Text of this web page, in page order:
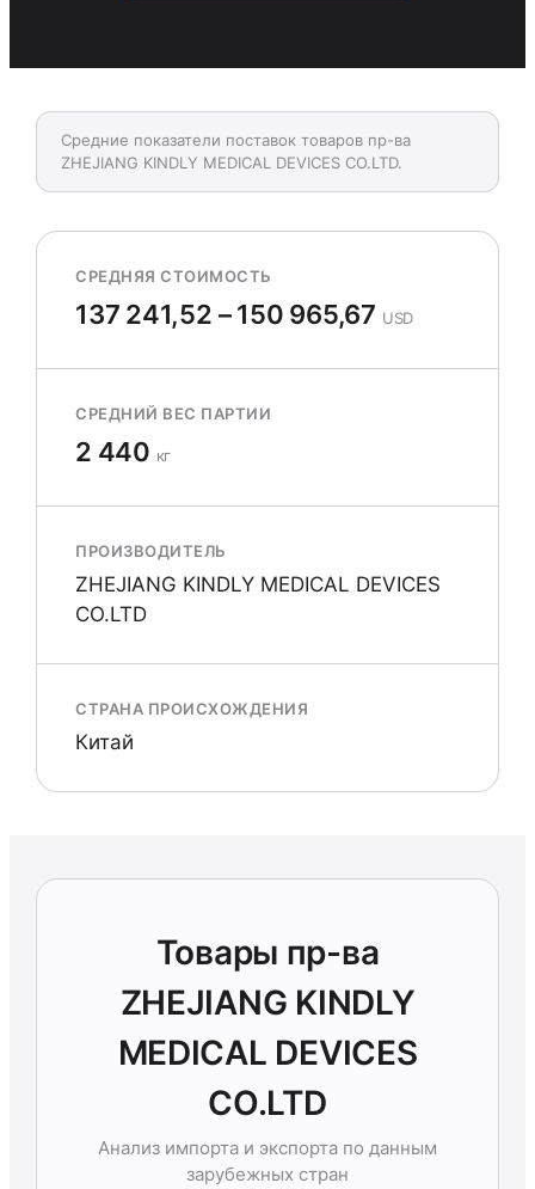
Средние показатели поставок товаров пр-ва
ZHEJIANG KINDLY MEDICAL DEVICES CO.LTD.
СРЕДНЯЯ СТОИМОСТЬ
137 241,52 – 150 965,67 USD
СРЕДНИЙ ВЕС ПАРТИИ
2 440 кг
ПРОИЗВОДИТЕЛЬ
ZHEJIANG KINDLY MEDICAL DEVICES
CO.LTD
СТРАНА ПРОИСХОЖДЕНИЯ
Китай
Товары пр-ва
ZHEJIANG KINDLY
MEDICAL DEVICES
CO.LTD
Анализ импорта и экспорта по данным
зарубежных стран